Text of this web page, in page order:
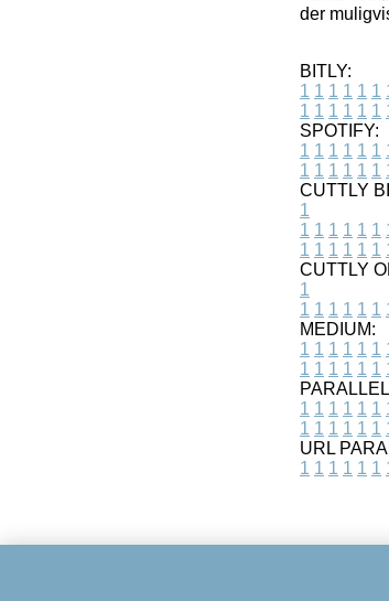
der
BITLY:
1 1 1 1 1 1
1 1 1 1 1 1
SPOTIFY:
1 1 1 1 1 1
1 1 1 1 1 1
CUTTLY
1
1 1 1 1 1 1
1 1 1 1 1 1
CUTTLY
1
1 1 1 1 1 1
MEDIUM:
1 1 1 1 1 1
1 1 1 1 1 1
1 1 1 1 1 1
1 1 1 1 1 1
URL
1 1 1 1 1 1